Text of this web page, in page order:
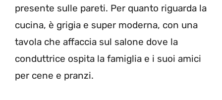
presente sulle pareti. Per quanto riguarda la
cucina, è grigia e super moderna, con una
tavola che affaccia sul salone dove la
conduttrice ospita la famiglia e i suoi amici
per cene e pranzi.